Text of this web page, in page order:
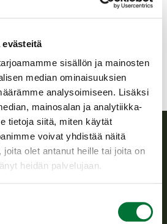
evästeitä
sisällön ja mainosten
median ominaisuuksien
analysoimiseen. Lisäksi
mainosalan ja analytiikka-
tietoja siitä, miten käytät
voivat yhdistää näitä
joita olet antanut heille tai joita on
heidän palvelujaan.
sille säädetyistä julkisista